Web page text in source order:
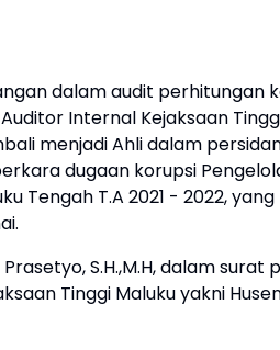
dalam audit perhitungan
Internal Kejaksaan
menjadi Ahli dalam
dugaan korupsi
Tengah T.A 2021 - 2022,
S.H.,M.H, dalam
Tinggi Maluku yakni